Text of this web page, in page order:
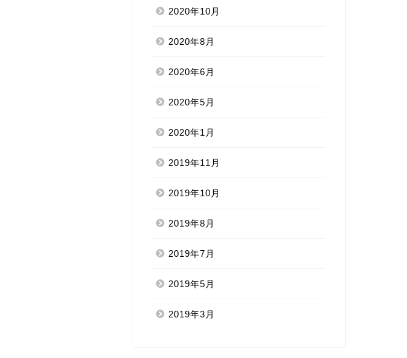
2020年10月
2020年8月
2020年6月
2020年5月
2020年1月
2019年11月
2019年10月
2019年8月
2019年7月
2019年5月
2019年3月